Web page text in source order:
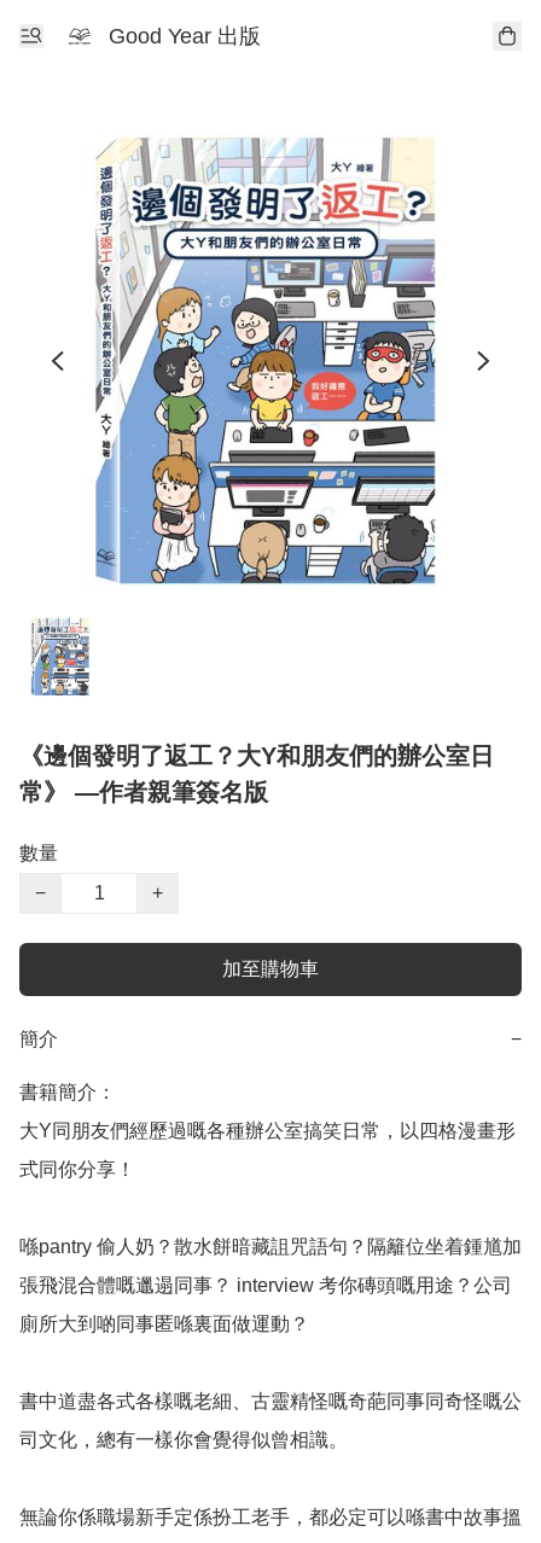
Good Year 出版
《邊個發明了返工？大Y和朋友們的辦公室日
常》 —作者親筆簽名版
數量
−
+
加至購物車
簡介 −
書籍簡介：
大Y同朋友們經歷過嘅各種辦公室搞笑日常，以四格漫畫形
式同你分享！
喺pantry 偷人奶？散水餅暗藏詛咒語句？隔籬位坐着鍾馗加
張飛混合體嘅邋遢同事？ interview 考你磚頭嘅用途？公司
廁所大到啲同事匿喺裏面做運動？
書中道盡各式各樣嘅老細、古靈精怪嘅奇葩同事同奇怪嘅公
司文化，總有一樣你會覺得似曾相識。
無論你係職場新手定係扮工老手，都必定可以喺書中故事搵